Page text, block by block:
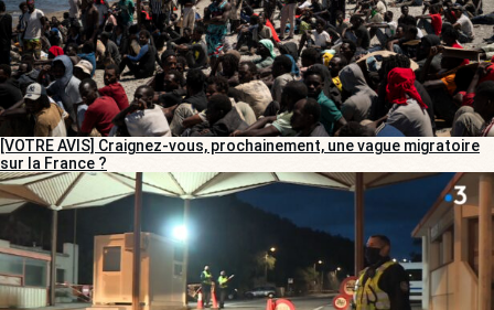
[VOTRE AVIS] Craignez-vous, prochainement, une vague migratoire
sur la France ?